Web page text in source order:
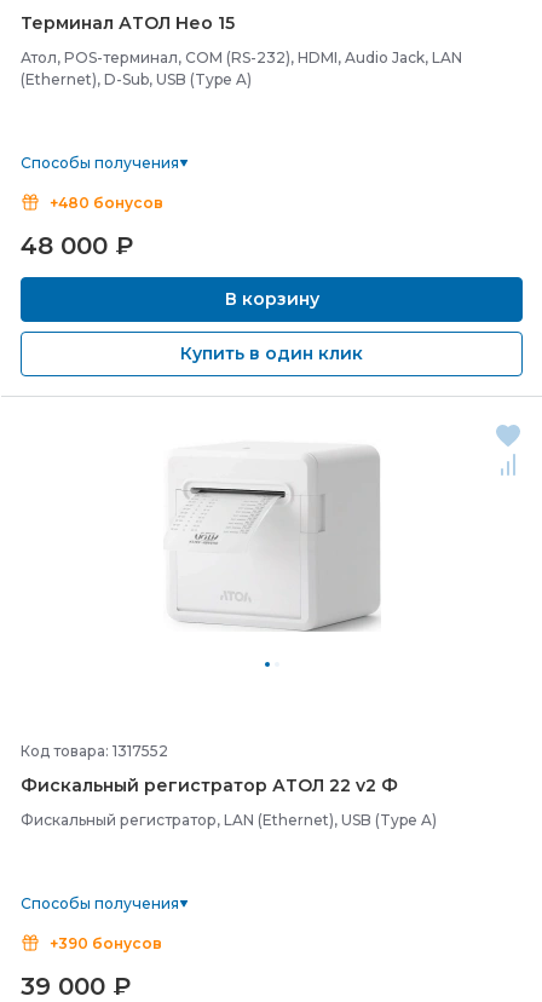
Терминал АТОЛ Нео 15
Атол, POS-терминал, COM (RS-232), HDMI, Audio Jack, LAN
(Ethernet), D-Sub, USB (Type A)
Способы получения
+480 бонусов
48 000 ₽
В корзину
Купить в один клик
Код товара: 1317552
Фискальный регистратор АТОЛ 22 v2 Ф
Фискальный регистратор, LAN (Ethernet), USB (Type A)
Способы получения
+390 бонусов
39 000 ₽